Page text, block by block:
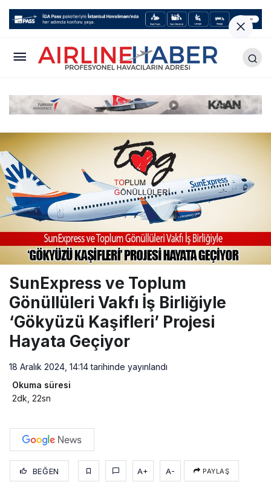
SunExpress ve Toplum
Gönüllüleri Vakfı İş Birliğiyle
‘Gökyüzü Kaşifleri’ Projesi
Hayata Geçiyor
18 Aralık 2024, 14:14tarihinde yayınlandı
Okuma süresi
2dk, 22sn
BEĞEN A+ A- PAYLAŞ